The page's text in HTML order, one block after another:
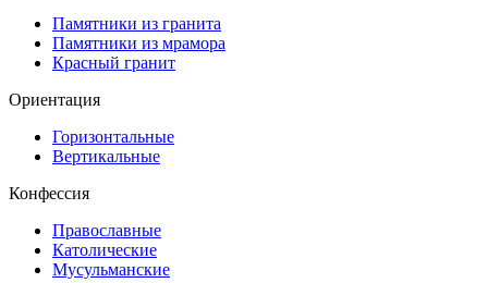
Памятники из гранита
Памятники из мрамора
Красный гранит
Ориентация
Горизонтальные
Вертикальные
Конфессия
Православные
Католические
Мусульманские